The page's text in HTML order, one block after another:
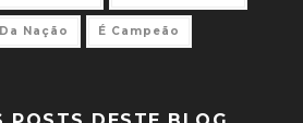
Nação É Campeão